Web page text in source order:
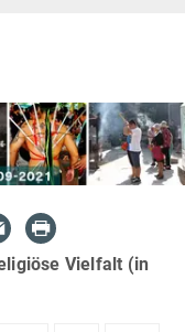
Vielfalt (in